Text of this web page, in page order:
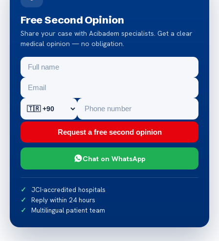
Free Second Opinion
Share your case with Acibadem specialists. Get a clear
medical opinion — no obligation.
Request a free second opinion
Chat on WhatsApp
JCI-accredited hospitals
Reply within 24 hours
Multilingual patient team